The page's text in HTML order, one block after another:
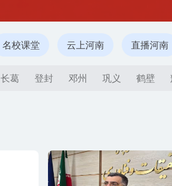
名校课堂 云上河南 直播河南
长葛 登封 邓州 巩义 鹤壁